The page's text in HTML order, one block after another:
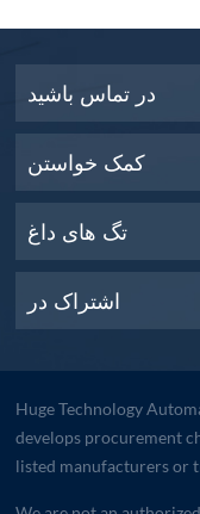
در تماس باشید
کمک خواستن
تگ های داغ
اشتراک در
Huge Technology
develops procurement
listed manufacturers or